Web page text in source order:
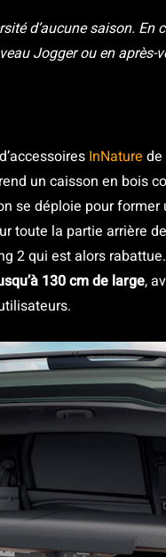
d’aucune saison. En
Jogger ou en après-
InNature de
un caisson en bois
se déploie pour
toute la partie arrière
2 qui est alors
130 cm de large,